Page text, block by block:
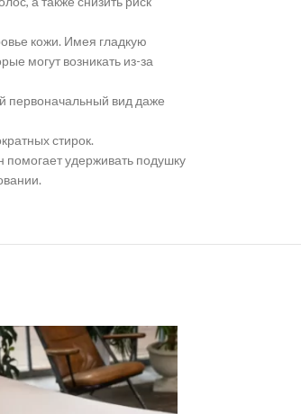
кожи. Имея гладкую
могут возникать из-за
первоначальный вид даже
стирок.
помогает удерживать подушку